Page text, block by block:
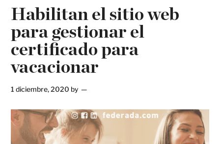
Habilitan el sitio web
para gestionar el
certificado para
vacacionar
1 diciembre, 2020 by